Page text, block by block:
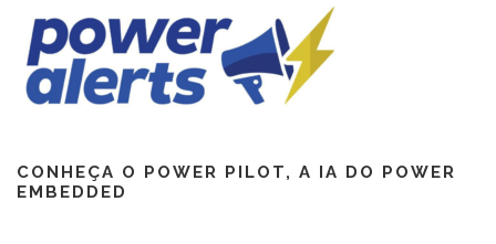
CONHEÇA O POWER PILOT, A IA DO POWER
EMBEDDED